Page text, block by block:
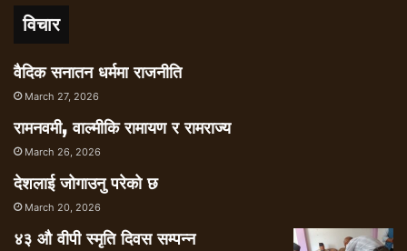
विचार
वैदिक सनातन धर्ममा राजनीति
March 27, 2026
रामनवमी, वाल्मीकि रामायण र रामराज्य
March 26, 2026
देशलाई जोगाउनु परेको छ
March 20, 2026
४३ औ वीपी स्मृति दिवस सम्पन्न